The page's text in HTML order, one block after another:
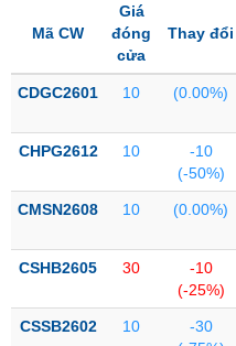
Mã CW
Giá
đóng
cửa
Thay đổi
CDGC2601 10 (0.00%)
CHPG2612 10
-10
(-50%)
CMSN2608 10 (0.00%)
CSHB2605 30
-10
(-25%)
CSSB2602 10
-30
YẾU
TIÊU
THIẾT
YẾU
CHĂM